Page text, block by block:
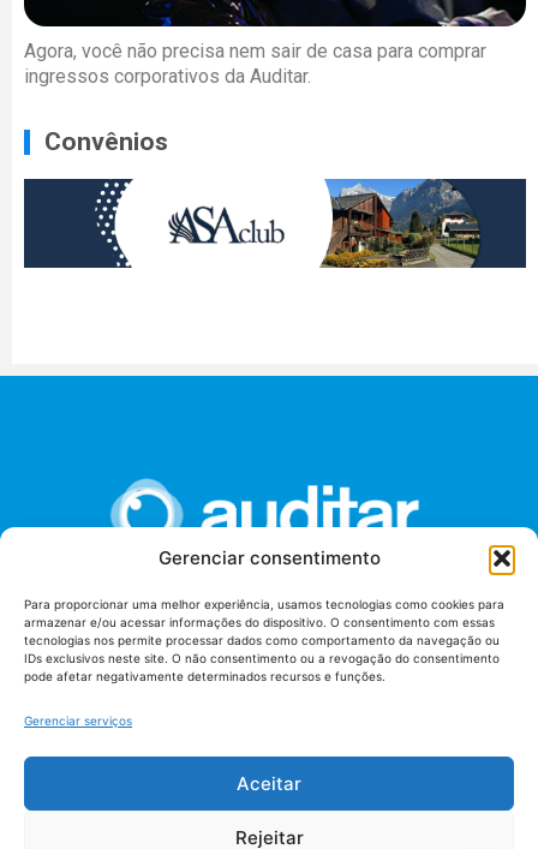
Gerenciar consentimento
Para proporcionar uma melhor experiência, usamos tecnologias como cookies para
armazenar e/ou acessar informações do dispositivo. O consentimento com essas
tecnologias nos permite processar dados como comportamento da navegação ou
IDs exclusivos neste site. O não consentimento ou a revogação do consentimento
pode afetar negativamente determinados recursos e funções.
Gerenciar serviços
Aceitar
Rejeitar
Agora, você não precisa nem sair de casa para comprar
ingressos corporativos da Auditar.
Convênios
União dos Auditores Federais de Controle Externo -
AUDITAR
Setor de Administração Federal Sul (SAF/Sul), Qd. 04, Lt. 01
Tribunal de Contas da União (TCU), Subsolo, Sala S04
Termos de uso